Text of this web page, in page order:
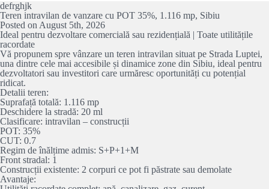
defrghjk
Teren intravilan de vanzare cu POT 35%, 1.116 mp, Sibiu
Posted on August 5th, 2026
Ideal pentru dezvoltare comercială sau rezidențială | Toate utilitățile
racordate
Vă propunem spre vânzare un teren intravilan situat pe Strada Luptei,
una dintre cele mai accesibile și dinamice zone din Sibiu, ideal pentru
dezvoltatori sau investitori care urmăresc oportunități cu potențial
ridicat.
Detalii teren:
Suprafață totală: 1.116 mp
Deschidere la stradă: 20 ml
Clasificare: intravilan – construcții
POT: 35%
CUT: 0.7
Regim de înălțime admis: S+P+1+M
Front stradal: 1
Construcții existente: 2 corpuri ce pot fi păstrate sau demolate
Avantaje: